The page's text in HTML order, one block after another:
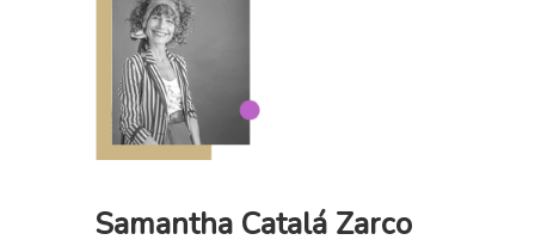
Samantha Catalá Zarco